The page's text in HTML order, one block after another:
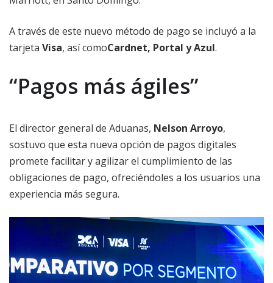
A través de este nuevo método de pago se incluyó a la
tarjeta Visa, así comoCardnet, Portal y Azul.
“Pagos más ágiles”
El director general de Aduanas, Nelson Arroyo,
sostuvo que esta nueva opción de pagos digitales
promete facilitar y agilizar el cumplimiento de las
obligaciones de pago, ofreciéndoles a los usuarios una
experiencia más segura.